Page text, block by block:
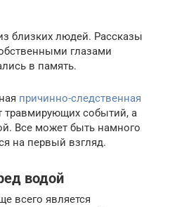
близких людей. Рассказы
глазами
в память.
причинно-следственная
травмирующих событий, а
Все может быть намного
на первый взгляд.
водой
всего является